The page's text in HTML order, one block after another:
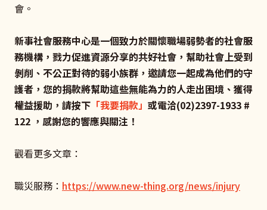
會。
新事社會服務中心是一個致力於關懷職場弱勢者的社會服
務機構，戮力促進資源分享的共好社會，幫助社會上受到
剝削、不公正對待的弱小族群，邀請您一起成為他們的守
護者，您的捐款將幫助這些無能為力的人走出困境、獲得
權益援助，請按下 「我要捐款」 或電洽(02)2397-1933 #
122 ，感謝您的響應與關注！
觀看更多文章：
職災服務： https://www.new-thing.org/news/injury